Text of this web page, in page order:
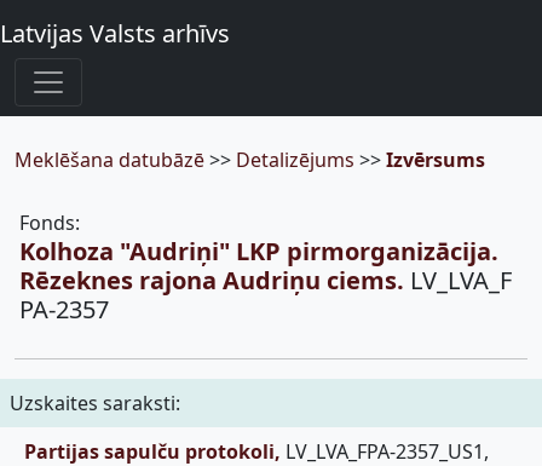
Latvijas Valsts arhīvs
Meklēšana datubāzē>> Detalizējums >>Izvērsums
Fonds:
Kolhoza "Audriņi" LKP pirmorganizācija.
Rēzeknes rajona Audriņu ciems. LV_LVA_F
PA-2357
Uzskaites saraksti:
Partijas sapulču protokoli, LV_LVA_FPA-2357_US1,